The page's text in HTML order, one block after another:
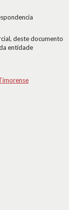
deste documento
entidade